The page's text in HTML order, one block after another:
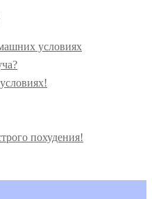
условиях
похудения!